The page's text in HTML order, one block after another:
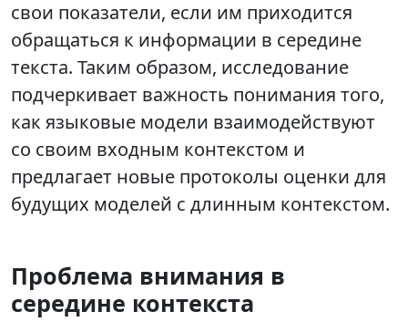
свои показатели, если им приходится
обращаться к информации в середине
текста. Таким образом, исследование
подчеркивает важность понимания того,
как языковые модели взаимодействуют
со своим входным контекстом и
предлагает новые протоколы оценки для
будущих моделей с длинным контекстом.
Проблема внимания в
середине контекста